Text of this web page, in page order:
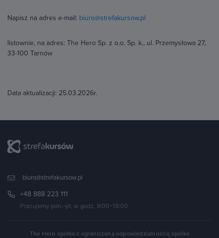
Napisz na adres e-mail: biuro@strefakursow.pl
listownie, na adres: The Hero Sp. z o.o. Sp. k., ul. Przemysłowa 27,
33-100 Tarnów
Data aktualizacji: 25.03.2026r.
biuro@strefakursow.pl
+48 888 223 111
Pracujemy pon.–pt. w godz. 9:00–16:00
The Hero spółka z ograniczoną odpowiedzialnością spółka